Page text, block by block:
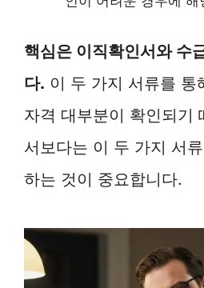
핵심은 이직확인서와 수
다. 이 두 가지 서류를 통
자격 대부분이 확인되기
서보다는 이 두 가지 서
하는 것이 중요합니다.